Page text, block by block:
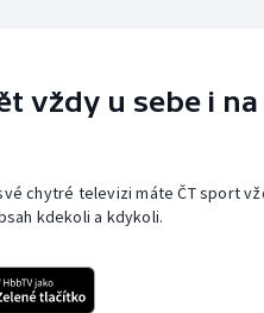
vždy u sebe i
chytré televizi máte ČT sport
kdekoli a kdykoli.